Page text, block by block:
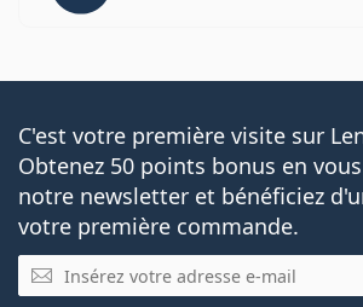
C'est votre première visite sur
Obtenez 50 points bonus en
notre newsletter et bénéficiez
votre première commande.
E-mail